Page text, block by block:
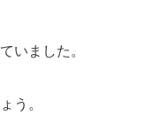
いました。
う。